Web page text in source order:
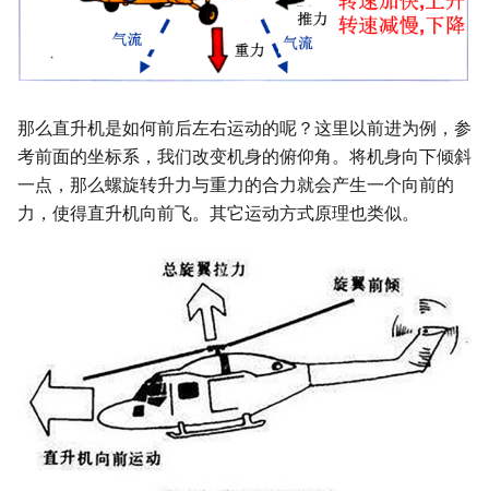
那么直升机是如何前后左右运动的呢？这里以前进为例，参
考前面的坐标系，我们改变机身的俯仰角。将机身向下倾斜
一点，那么螺旋转升力与重力的合力就会产生一个向前的
力，使得直升机向前飞。其它运动方式原理也类似。